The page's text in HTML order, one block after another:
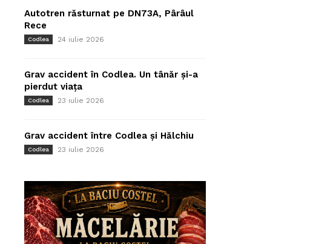
Autotren răsturnat pe DN73A, Pârâul
Rece
Codlea 24 iulie 2026
Grav accident în Codlea. Un tânăr și-a
pierdut viața
Codlea 23 iulie 2026
Grav accident între Codlea și Hălchiu
Codlea 23 iulie 2026